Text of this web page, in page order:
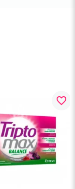
favorite_border